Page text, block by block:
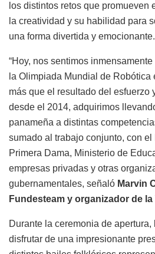
los distintos retos que promueven
la creatividad y su habilidad para
una forma divertida y emocionante.
“Hoy, nos sentimos
la Olimpiada Mundial de Robótica
más que el resultado del esfuerzo
desde el 2014, adquirimos
panameña a distintas
sumado al trabajo conjunto, con
Primera Dama, Ministerio de
empresas privadas y otras
gubernamentales, señaló Marvin
Fundesteam y organizador de la
Durante la ceremonia de
disfrutar de una impresionante